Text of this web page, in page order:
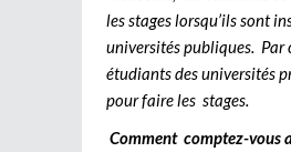
les stages lorsqu’ils sont
universités publiques. Par
étudiants des universités
pour faire les stages.
Comment comptez-vous